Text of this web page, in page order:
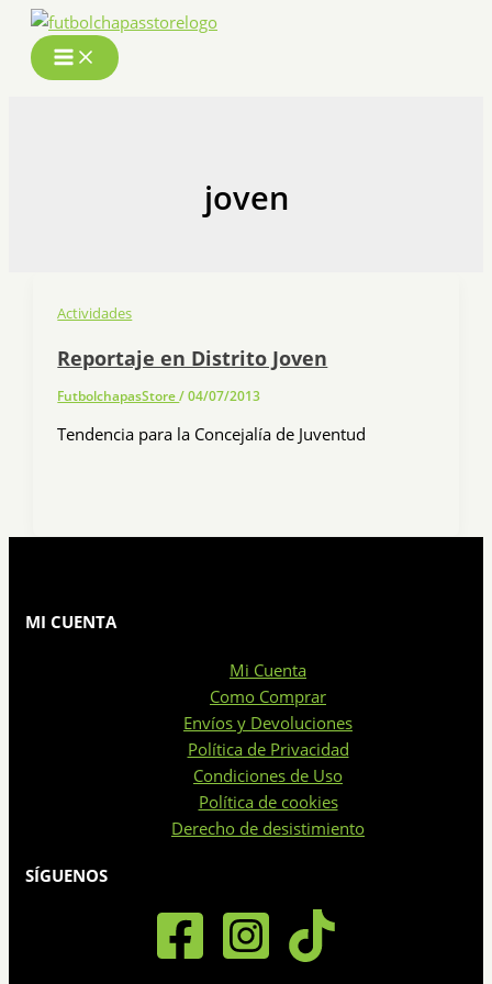
contenido
joven
Actividades
Reportaje en Distrito Joven
FutbolchapasStore/04/07/2013
Tendencia para la Concejalía de Juventud
MI CUENTA
Mi Cuenta
Como Comprar
Envíos y Devoluciones
Política de Privacidad
Condiciones de Uso
Política de cookies
Derecho de desistimiento
SÍGUENOS